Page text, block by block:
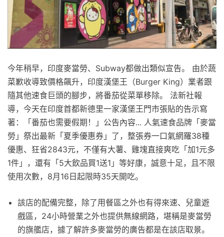
今年稍早，印度麥當勞、Subway都做出類似宣告。 由於蔬
菜歉收導致價格飆升，印度漢堡王（Burger King）業者跟
隨其他速食巨頭的腳步，將番茄從菜單移除。 法新社報
導，今天在印度首都新德里一家漢堡王門市張貼的告示寫
著：「番茄也需要假期！」公告內容... 人氣速食品牌「麥當
勞」祭出最新「夏季優惠券」了，整張券一口氣網羅38種
優惠、狂省2843元，不僅有大薯、雞塊直接爽吃「加1元多
1件」，還有「5大飲品買1送1」等好康，誠意十足，且不限
使用次數，8月16日起限時35天開吃。
該店的配備完整，除了用餐區之外也有得來速、兒童遊
戲區，24小時營業之外也提供無線網路，堪稱是麥當勞
的旗艦店，據了解許多麥當勞的廣告都是在該店取景。